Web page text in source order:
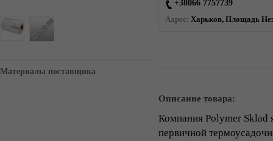
Материалы поставщика
+38066 7757739
Адрес: Харьков, Площадь
Описание товара:
Компания Polymer Sklad
первичной